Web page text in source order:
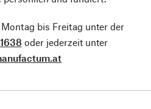
bis Freitag unter der
oder jederzeit unter